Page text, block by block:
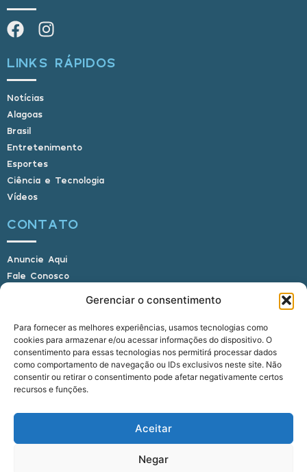
Gerenciar o consentimento
Para fornecer as melhores experiências, usamos tecnologias como
cookies para armazenar e/ou acessar informações do dispositivo. O
consentimento para essas tecnologias nos permitirá processar dados
como comportamento de navegação ou IDs exclusivos neste site. Não
consentir ou retirar o consentimento pode afetar negativamente certos
recursos e funções.
Aceitar
Negar
LINKS RÁPIDOS
Notícias
Alagoas
Brasil
Entretenimento
Esportes
Ciência e Tecnologia
Vídeos
CONTATO
Anuncie Aqui
Fale Conosco
E-mail: alagoasbrasilnoticias@gmail.com
Telefone: (82) 9 9691-0391 (Whatsapp)
Responsável Técnico: Crysthyan Carlos
Rua do Sau - Centro - Anadia - AL - CEP:
© 2022 - 2026 Alagoas Brasil Notícias. Todos os
direitos reservados.